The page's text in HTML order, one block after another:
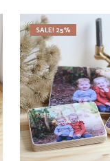
SALE! 25%